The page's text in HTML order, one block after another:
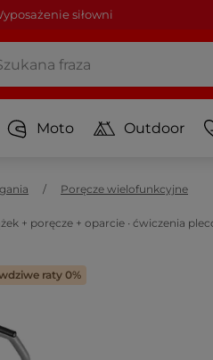
siłowni
Moto Outdoor
Poręcze wielofunkcyjne
+ poręcze + oparcie ∙ ćwiczenia
raty 0%